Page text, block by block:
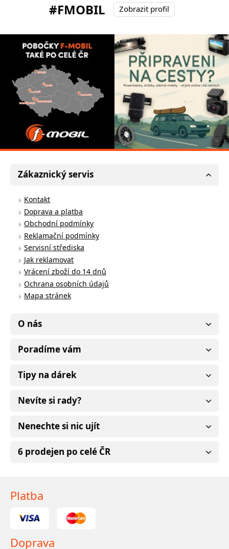
#FMOBIL
Zobrazit profil
Zákaznický servis
Kontakt
Doprava a platba
Obchodní podmínky
Reklamační podmínky
Servisní střediska
Jak reklamovat
Vrácení zboží do 14 dnů
Ochrana osobních údajů
Mapa stránek
O nás
Poradíme vám
Tipy na dárek
Nevíte si rady?
Nenechte si nic ujít
6 prodejen po celé ČR
Platba
Doprava